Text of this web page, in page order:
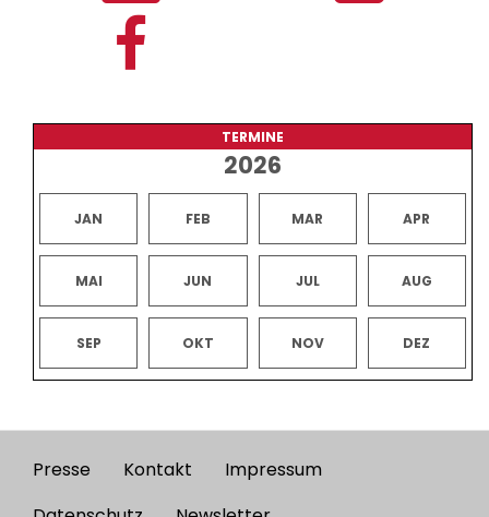
TERMINE
2026
JAN FEB MAR APR
MAI JUN JUL AUG
SEP OKT NOV DEZ
Footer
Presse Kontakt
Impressum